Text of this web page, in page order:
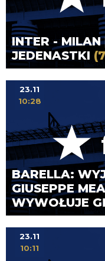
INTER -
JEDENASTKI
BARELLA:
GIUSEPPE
WYWOŁUJE
23.11
10:28
23.11
10:11